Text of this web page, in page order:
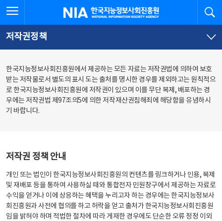
문
로
가
체
뉴
바
가
한국지능정보사회진흥원
저작권정책
한국지능정보사회진흥원에서 제공하는 모든 자료는 저작권법에 의하여 보호
받는 저작물로서 별도의 표시 도는 출처를 명시한 경우를 제외하고는 원칙적으
로 한국지능정보사회진흥원에 저작권이 있으며 이를 무단 복제, 배포하는 경
우에는 저작권법 제97조의5에 의한 저작재산권침해죄에 해당함을 유념하시
기 바랍니다.
저작권 정책 안내
개인 또는 법인이 한국지능정보사회진흥원의 컨텐츠를 링크하거나 인용, 복제
및 재배포 등을 통하여 사용하실 때와 통합전자 민원창구에서 제공하는 자료로
수익을 얻거나 이에 상응하는 혜택을 누리고자 하는 경우에는 한국지능정보사
회진흥원과 사전에 협의를 하고 허락을 얻고 출처가 한국지능정보사회진흥원
임을 밝혀야 하며 적법한 절차에 따라 게재한 경우에도 단순한 오류 정정 이외